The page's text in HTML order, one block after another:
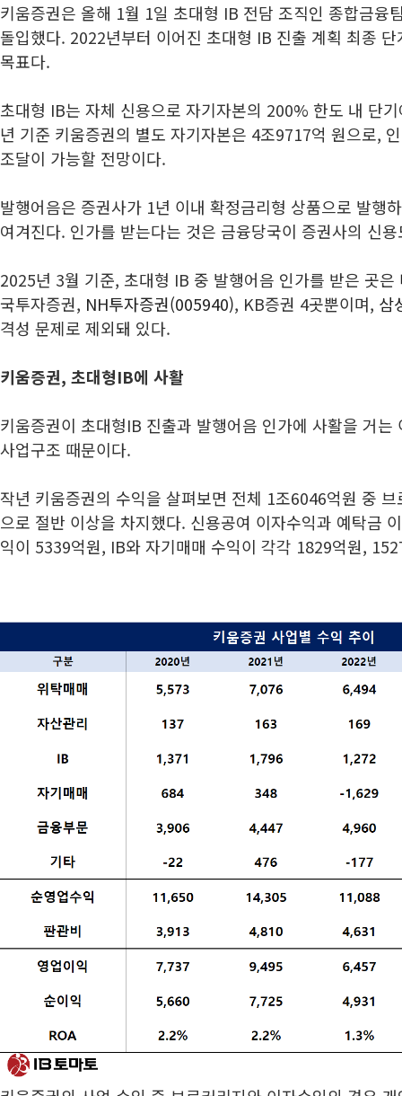
키움증권은 올해 1월 1일 초대형 IB 전담 조직인 종합금융
돌입했다. 2022년부터 이어진 초대형 IB 진출 계획 최종
목표다.
초대형 IB는 자체 신용으로 자기자본의 200% 한도 내 단
년 기준 키움증권의 별도 자기자본은 4조9717억 원으로,
조달이 가능할 전망이다.
발행어음은 증권사가 1년 이내 확정금리형 상품으로 발행
여겨진다. 인가를 받는다는 것은 금융당국이 증권사의 신
2025년 3월 기준, 초대형 IB 중 발행어음 인가를 받은 곳은
국투자증권, NH투자증권(005940), KB증권 4곳뿐이며, 삼
격성 문제로 제외돼 있다.
키움증권, 초대형IB에 사활
키움증권이 초대형IB 진출과 발행어음 인가에 사활을 거는
사업구조 때문이다.
작년 키움증권의 수익을 살펴보면 전체 1조6046억원 중
으로 절반 이상을 차지했다. 신용공여 이자수익과 예탁금
익이 5339억원, IB와 자기매매 수익이 각각 1829억원,